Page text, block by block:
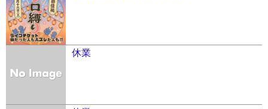
休業